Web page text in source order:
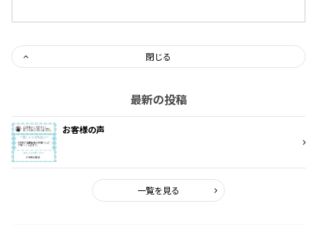
閉じる
最新の投稿
お客様の声
一覧を見る